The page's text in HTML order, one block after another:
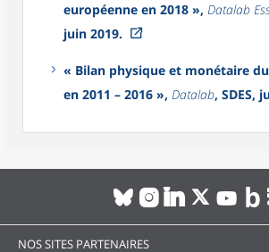
européenne en 2018 », Datalab
juin 2019.
« Bilan physique et monétaire
en 2011 – 2016 », Datalab, SDES,
NOS SITES PARTENAIRES